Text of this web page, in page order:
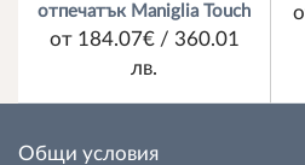
отпечатък Maniglia Touch
от 184.07€ / 360.01
лв.
Общи условия